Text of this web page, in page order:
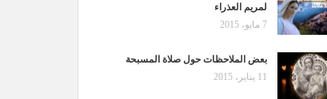
لمريم العذراء
7 مايو، 2015
بعض الملاحظات حول صلاة المسبحة
11 يناير، 2015